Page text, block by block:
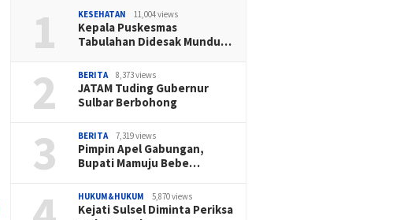
1 KESEHATAN 11,004 views
Kepala Puskesmas
Tabulahan Didesak Mundu…
2 BERITA 8,373 views
JATAM Tuding Gubernur
Sulbar Berbohong
3 BERITA 7,319 views
Pimpin Apel Gabungan,
Bupati Mamuju Bebe…
HUKUM&HUKUM 5,870 views
Kejati Sulsel Diminta Periksa